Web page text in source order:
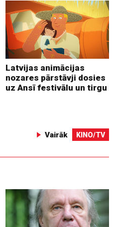
Latvijas animācijas
nozares pārstāvji dosies
uz Ansī festivālu un tirgu
Vairāk KINO/TV